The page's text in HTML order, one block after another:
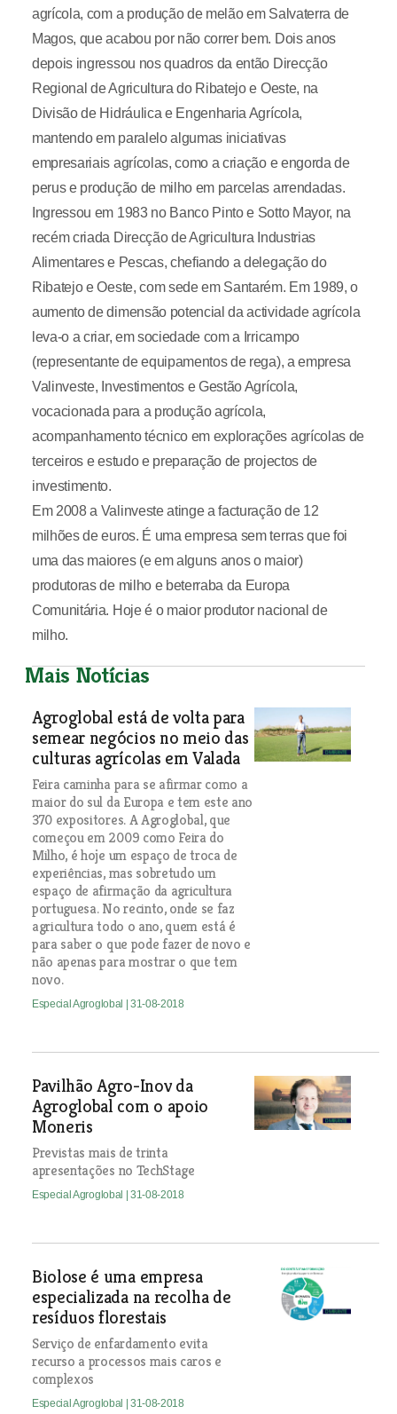
agrícola, com a produção de melão em Salvaterra de
Magos, que acabou por não correr bem. Dois anos
depois ingressou nos quadros da então Direcção
Regional de Agricultura do Ribatejo e Oeste, na
Divisão de Hidráulica e Engenharia Agrícola,
mantendo em paralelo algumas iniciativas
empresariais agrícolas, como a criação e engorda de
perus e produção de milho em parcelas arrendadas.
Ingressou em 1983 no Banco Pinto e Sotto Mayor, na
recém criada Direcção de Agricultura Industrias
Alimentares e Pescas, chefiando a delegação do
Ribatejo e Oeste, com sede em Santarém. Em 1989, o
aumento de dimensão potencial da actividade agrícola
leva-o a criar, em sociedade com a Irricampo
(representante de equipamentos de rega), a empresa
Valinveste, Investimentos e Gestão Agrícola,
vocacionada para a produção agrícola,
acompanhamento técnico em explorações agrícolas de
terceiros e estudo e preparação de projectos de
investimento.
Em 2008 a Valinveste atinge a facturação de 12
milhões de euros. É uma empresa sem terras que foi
uma das maiores (e em alguns anos o maior)
produtoras de milho e beterraba da Europa
Comunitária. Hoje é o maior produtor nacional de
milho.
Mais Notícias
Agroglobal está de volta para
semear negócios no meio das
culturas agrícolas em Valada
Feira caminha para se afirmar como a
maior do sul da Europa e tem este ano
370 expositores. A Agroglobal, que
começou em 2009 como Feira do
Milho, é hoje um espaço de troca de
experiências, mas sobretudo um
espaço de afirmação da agricultura
portuguesa. No recinto, onde se faz
agricultura todo o ano, quem está é
para saber o que pode fazer de novo e
não apenas para mostrar o que tem
novo.
Especial Agroglobal | 31-08-2018
Pavilhão Agro-Inov da
Agroglobal com o apoio
Moneris
Previstas mais de trinta
apresentações no TechStage
Especial Agroglobal | 31-08-2018
Biolose é uma empresa
especializada na recolha de
resíduos florestais
Serviço de enfardamento evita
recurso a processos mais caros e
complexos
Especial Agroglobal | 31-08-2018